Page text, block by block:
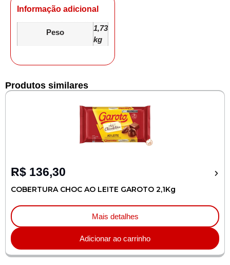
Informação adicional
Peso
1,73
kg
Produtos similares
R$ 136,30
COBERTURA CHOC AO LEITE GAROTO 2,1Kg
Mais detalhes
Adicionar ao carrinho